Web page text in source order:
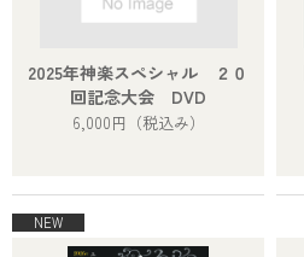
2025年神楽スペシャル ２０
回記念大会 DVD
6,000円 （税込み）